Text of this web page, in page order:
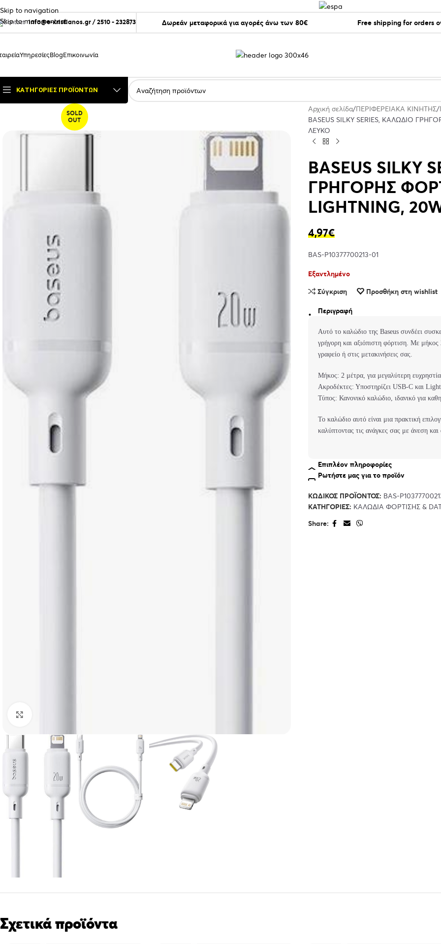
Skip to navigation
Skip to main content
info@e-xristianos.gr/2510 - 232873 Δωρεάν μεταφορικά για αγορές άνω των 80€ Free shipping for orders
ΥπηρεσίεςBlogΕπικοινωνία
ΚΑΤΗΓΟΡΊΕΣ ΠΡΟΪΌΝΤΩΝ
SOLD
OUT
Αρχική σελίδα ΠΕΡΙΦΕΡΕΙΑΚΑ ΚΙΝΗΤΗΣ
BASEUS SILKY SERIES, ΚΑΛΩΔΙΟ
ΛΕΥΚΟ
BASEUS SILKY
ΓΡΗΓΟΡΗΣ
LIGHTNING,
4,97€
BAS-P10377700213-01
Εξαντλημένο
Σύγκριση
Προσθήκη στη wishlist
Περιγραφή
Αυτό το καλώδιο της Baseus συνδέει
γρήγορη και αξιόπιστη φόρτιση. Με μήκος
γραφείο ή στις μετακινήσεις σας.
Μήκος: 2 μέτρα, για μεγαλύτερη ευχρηστία
Ακροδέκτες: Υποστηρίζει USB-C και
Τύπος: Κανονικό καλώδιο, ιδανικό για
Το καλώδιο αυτό είναι μια πρακτική
καλύπτοντας τις ανάγκες σας με άνεση και
outofstock
Επιπλέον πληροφορίες
Ρωτήστε μας για το προϊόν
ΚΩΔΙΚΌΣ ΠΡΟΪΌΝΤΟΣ: BAS-
ΚΑΤΗΓΟΡΊΕΣ: ΚΑΛΩΔΙΑ ΦΟΡΤΙΣΗΣ &
Share:
Σχετικά προϊόντα